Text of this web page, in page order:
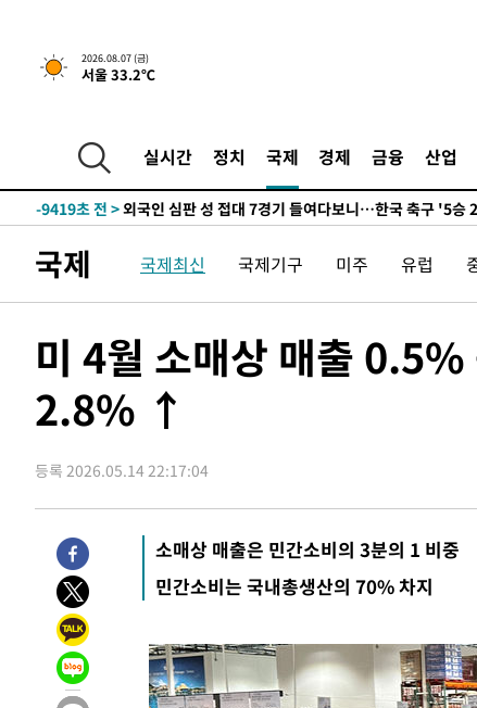
2026.08.07 (금)
서울 33.2℃
실시간 정치 국제 경제 금융 산업
-17070초 전 >[속보]이 대통령, '호우피해' 안동·의성 관할 4개 면 특별
선포
-17033초 전 >[단독]중수청 지원 검사들, 정원 초과 시 낮은 계급 임용
-13310초 전 >
SK하이닉스, 용인·청주 팹에 54조 투자…"AI 메모리
-10166초 전 >
-9419초 전 >외국인 심판 성 접대 7경기 들여다보니…한국 축구 '5승
-9106초 전 >
[속보]코스피, 6200선 약보합…0.60% 내린 6258.77에
-9086초 전 >[속보]원·달러 환율, 7.7원 내린 1416.1원 마감
-6065초 전 >[속보]종합특검, '계엄 수용공간 확보' 신용해 前교정본
-4938초 전 > 외신들도 주목한 韓축구 파문…"국민적 공분에 수사 재개"
-4909초 전 >11시간 압수수색에 성접대 파문까지…'쑥대밭' 된 축구협
태 후임
-289초 전 >[속보]국힘 윤리위, '돌려차기 발언' 진종오·서범수 징계 절
-31162초 전 >미 사업체 일자리, 7월에 2.3만개 순감하고 그 전 2개
하향수정 (2보)
-30610초 전 >
[속보] 미 사업체, 일자리 7월에 2.3만 개 줄어…실업률
-26473초 전 >
[속보]이 대통령 "부동산 공급 기존 사고방식 매달리지
실천"
-25558초 전 >
이란, "오만과 '중앙 단일 루트' 합의…북쪽 인바운드·남
운드는 임시"
-17126초 전 >
-17090초 전 >
[속보]이 대통령, '호우피해' 안동·의성 관할 4개 면 특
-17053초 전 >
[단독]중수청 지원 검사들, 정원 초과 시 낮은 계급 임
국제 국제최신 국제기구 미주 유럽
미 4월 소매상 매출
2.8% ↑
등록 2026.05.14 22:17:04
소매상 매출은 민간소비의 3분의 1 비중
민간소비는 국내총생산의 70% 차지